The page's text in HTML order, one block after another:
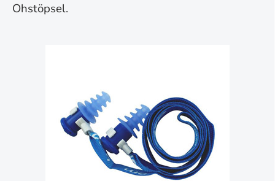
Ohstöpsel.